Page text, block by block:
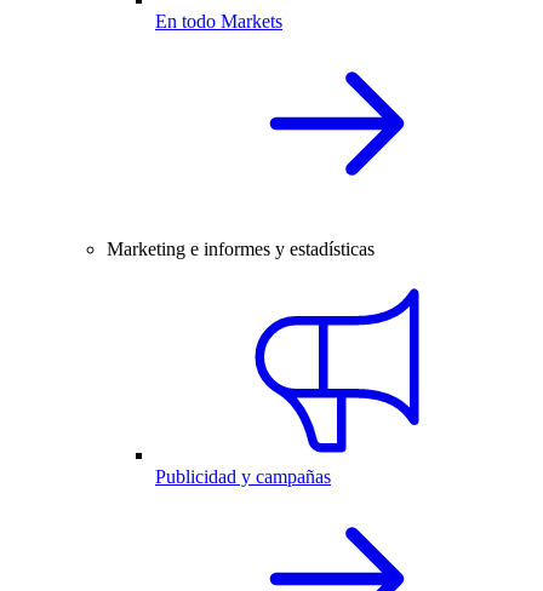
En todo Markets
Marketing e informes y estadísticas
Publicidad y campañas